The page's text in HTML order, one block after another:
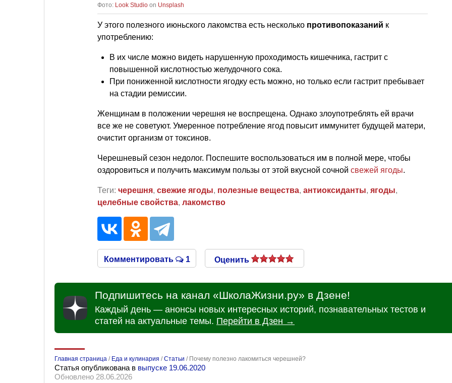
Фото: Look Studio on Unsplash
У этого полезного июньского лакомства есть несколько противопоказаний к
употреблению:
В их числе можно видеть нарушенную проходимость кишечника, гастрит с
повышенной кислотностью желудочного сока.
При пониженной кислотности ягодку есть можно, но только если гастрит пребывает
на стадии ремиссии.
Женщинам в положении черешня не воспрещена. Однако злоупотреблять ей врачи
все же не советуют. Умеренное потребление ягод повысит иммунитет будущей матери,
очистит организм от токсинов.
Черешневый сезон недолог. Поспешите воспользоваться им в полной мере, чтобы
оздоровиться и получить максимум пользы от этой вкусной сочной свежей ягоды.
Теги: черешня, свежие ягоды, полезные вещества, антиоксиданты, ягоды,
целебные свойства, лакомство
Комментировать 1 Оценить
Подпишитесь на канал «ШколаЖизни.ру» в Дзене!
Каждый день — анонсы новых интересных историй, познавательных тестов и
статей на актуальные темы. Перейти в Дзен →
Главная страница / Еда и кулинария /Статьи / Почему полезно лакомиться черешней?
Статья опубликована в выпуске 19.06.2020
Обновлено 28.06.2026